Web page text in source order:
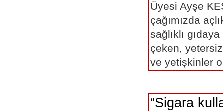
Üyesi Ayşe
çağımızda
sağlıklı
çeken,
ve yetişkinler
“Sigara